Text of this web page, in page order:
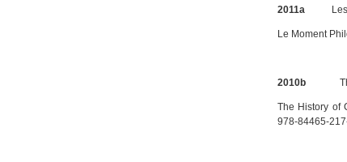
2011a
Le Moment
2010b
The History of
978-84465-